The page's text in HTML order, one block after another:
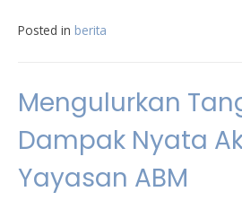
Posted in berita
Mengulurkan
Dampak Nyata
Yayasan ABM